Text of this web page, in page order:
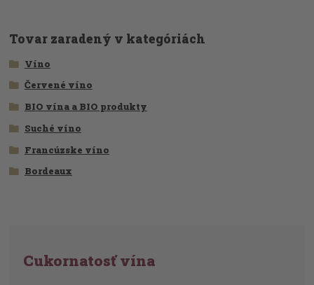
Tovar zaradený v kategóriách
Víno
Červené víno
BIO vína a BIO produkty
Suché víno
Francúzske víno
Bordeaux
Cukornatosť vína